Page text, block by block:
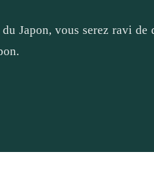
Japon, vous serez ravi de